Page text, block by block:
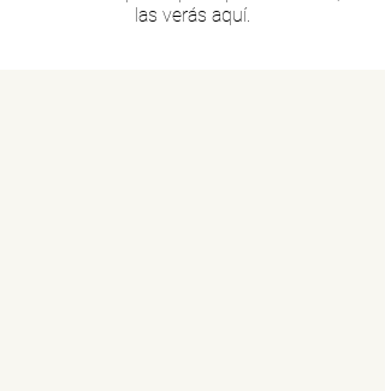
las verás aquí.